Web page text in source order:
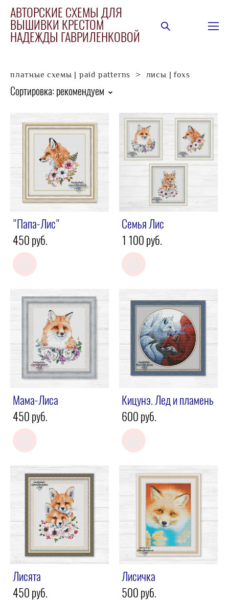
АВТОРСКИЕ СХЕМЫ ДЛЯ
ВЫШИВКИ КРЕСТОМ
НАДЕЖДЫ ГАВРИЛЕНКОВОЙ
платные схемы | paid patterns > лисы | foxs
Сортировка: рекомендуем
"Папа-Лис"
450 pуб.
Семья Лис
1 100 pуб.
Мама-Лиса
450 pуб.
Кицунэ. Лед и пламень
600 pуб.
Лисята
450 pуб.
Лисичка
500 pуб.